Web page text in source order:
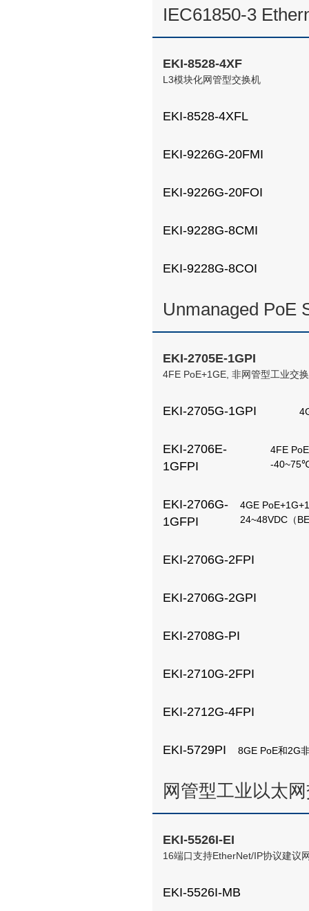
IEC61850-3
EKI-8528-4XF
L3模块化网管型交换机
EKI-8528-4XFL
EKI-9226G-20FMI
EKI-9226G-20FOI
EKI-9228G-8CMI
EKI-9228G-8COI
Unmanaged PoE
EKI-2705E-1GPI
4FE PoE+1GE, 非网管型工业交
EKI-2705G-1GPI
EKI-2706E-
1GFPI
4FE
-
EKI-2706G-
1GFPI
4GE
24~48VDC（
EKI-2706G-2FPI
EKI-2706G-2GPI
EKI-2708G-PI
EKI-2710G-2FPI
EKI-2712G-4FPI
EKI-5729PI 8GE PoE和2G
网管型工业以太
EKI-5526I-EI
16端口支持EtherNet/IP协议建议
EKI-5526I-MB